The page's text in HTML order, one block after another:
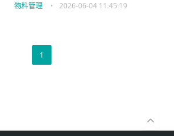
物料管理 • 2026-06-04 11:45:19
1